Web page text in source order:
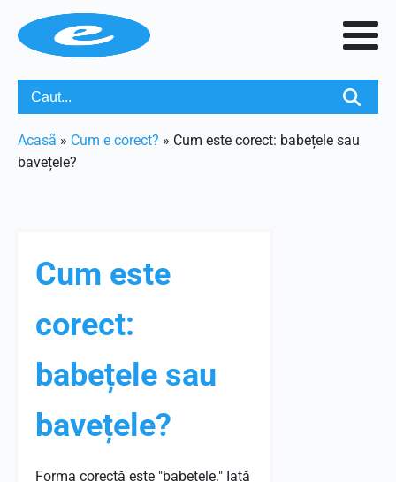
Acasã » Cum e corect? » Cum este corect: babețele sau
bavețele?
Cum este
corect:
babețele sau
bavețele?
Forma corectă este "babețele." Iată